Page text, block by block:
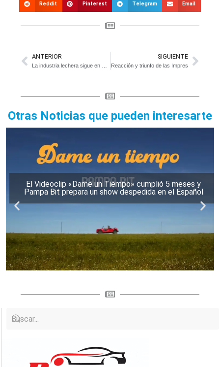
Reddit Pinterest Telegram Email
ANTERIOR SIGUIENTE
Reacción y triunfo de las Impres
Otras Noticias que pueden interesarte
El Videoclip «Dame un Tiempo» cumplió 5 meses y
Pampa Bit prepara un show despedida en el Español